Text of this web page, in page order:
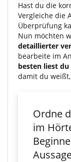
Hast du die
Vergleiche die
Überprüfung
Nun möchten
detaillierter
bearbeite im
besten liest
damit du
Ordne
im